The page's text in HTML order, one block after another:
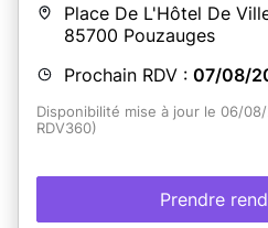
Place De L'Hôtel De
85700 Pouzauges
Prochain RDV : 07/08/
Disponibilité mise à jour le 06/
RDV360)
Prendre